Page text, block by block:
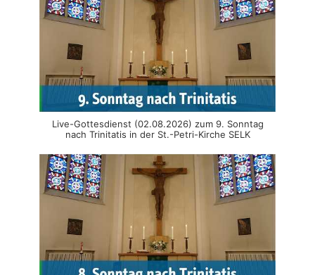
Live-Gottesdienst (02.08.2026) zum 9. Sonntag
nach Trinitatis in der St.-Petri-Kirche SELK